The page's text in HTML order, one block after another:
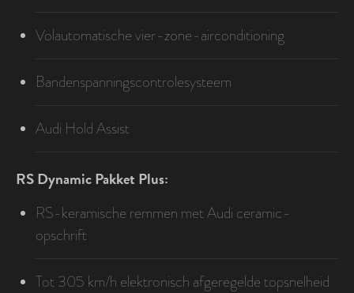
Volautomatische vier-zone-airconditioning
Bandenspanningscontrolesysteem
Audi Hold Assist
RS Dynamic Pakket Plus:
RS-keramische remmen met Audi ceramic-
opschrift
Tot 305 km/h elektronisch afgeregelde topsnelheid